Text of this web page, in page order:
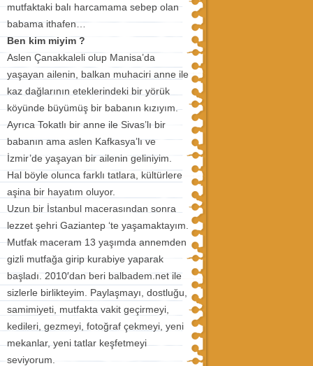
mutfaktaki balı harcamama sebep olan
babama ithafen…
Ben kim miyim ?
Aslen Çanakkaleli olup Manisa’da
yaşayan ailenin, balkan muhaciri anne ile
kaz dağlarının eteklerindeki bir yörük
köyünde büyümüş bir babanın kızıyım.
Ayrıca Tokatlı bir anne ile Sivas’lı bir
babanın ama aslen Kafkasya’lı ve
İzmir’de yaşayan bir ailenin geliniyim.
Hal böyle olunca farklı tatlara, kültürlere
aşina bir hayatım oluyor.
Uzun bir İstanbul macerasından sonra
lezzet şehri Gaziantep ‘te yaşamaktayım.
Mutfak maceram 13 yaşımda annemden
gizli mutfağa girip kurabiye yaparak
başladı. 2010′dan beri balbadem.net ile
sizlerle birlikteyim. Paylaşmayı, dostluğu,
samimiyeti, mutfakta vakit geçirmeyi,
kedileri, gezmeyi, fotoğraf çekmeyi, yeni
mekanlar, yeni tatlar keşfetmeyi
seviyorum.